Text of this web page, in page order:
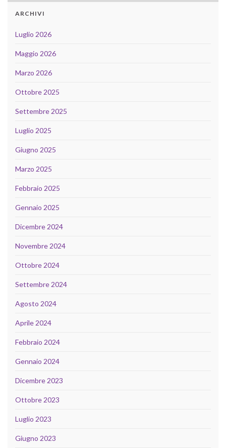
ARCHIVI
Luglio 2026
Maggio 2026
Marzo 2026
Ottobre 2025
Settembre 2025
Luglio 2025
Giugno 2025
Marzo 2025
Febbraio 2025
Gennaio 2025
Dicembre 2024
Novembre 2024
Ottobre 2024
Settembre 2024
Agosto 2024
Aprile 2024
Febbraio 2024
Gennaio 2024
Dicembre 2023
Ottobre 2023
Luglio 2023
Giugno 2023